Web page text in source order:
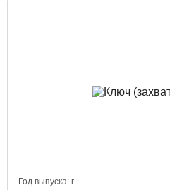
Год выпуска: г.